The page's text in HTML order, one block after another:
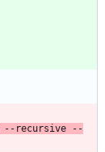
--recursive --